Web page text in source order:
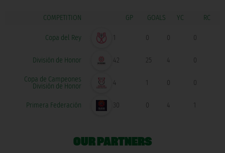
COMPETITION GOALS
Copa del Rey 1 0 0 0
División de Honor 42 25 4 0
Copa de Campeones
División de Honor
4 1 0 0
Primera Federación 30 0 4 1
OUR PARTNERS